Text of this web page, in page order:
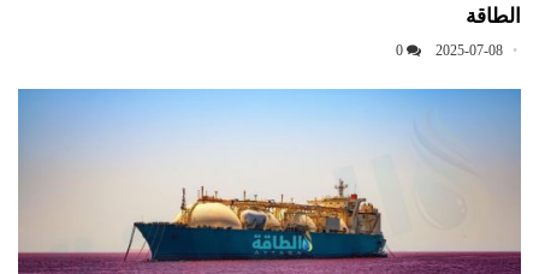
الطاقة
2025-07-08
0